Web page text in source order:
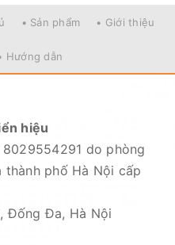
• Sản phẩm • Giới thiệu
Hướng dẫn
hiệu
do phòng
phố Hà Nội cấp
Đống Đa, Hà Nội